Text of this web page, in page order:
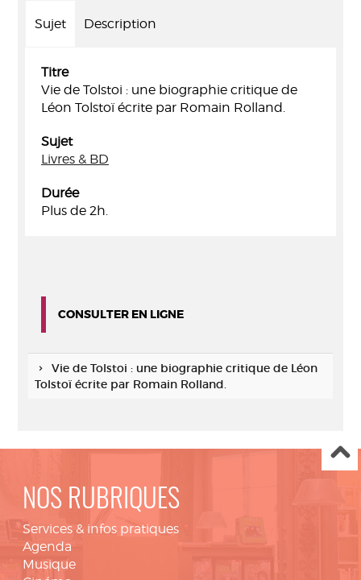
Sujet Description
Titre
Vie de Tolstoi : une biographie critique de
Léon Tolstoï écrite par Romain Rolland.
Sujet
Livres & BD
Durée
Plus de 2h.
CONSULTER EN LIGNE
Vie de Tolstoi : une biographie critique de Léon
Tolstoï écrite par Romain Rolland.
NOS RUBRIQUES
Services & infos pratiques
Agenda
Musique